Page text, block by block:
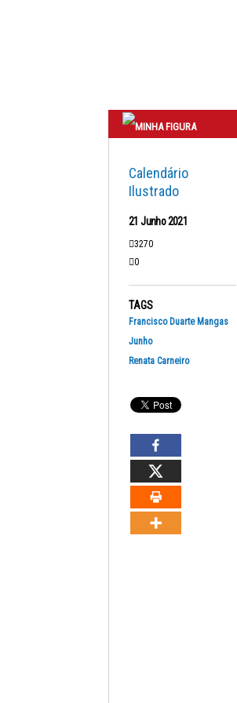
Calendário
Ilustrado
21 Junho 2021
3270
0
TAGS
Francisco Duarte Mangas
Junho
Renata Carneiro